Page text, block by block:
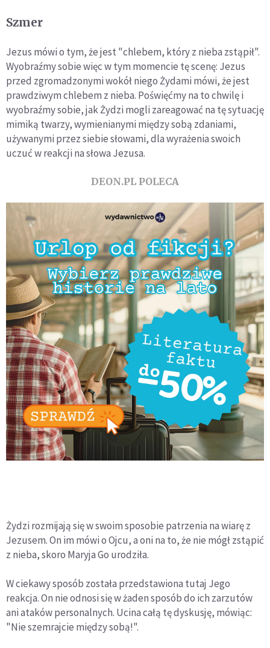
Szmer
Jezus mówi o tym, że jest "chlebem, który z nieba zstąpił".
Wyobraźmy sobie więc w tym momencie tę scenę: Jezus
przed zgromadzonymi wokół niego Żydami mówi, że jest
prawdziwym chlebem z nieba. Poświęćmy na to chwilę i
wyobraźmy sobie, jak Żydzi mogli zareagować na tę sytuację
mimiką twarzy, wymienianymi między sobą zdaniami,
używanymi przez siebie słowami, dla wyrażenia swoich
uczuć w reakcji na słowa Jezusa.
DEON.PL POLECA
Żydzi rozmijają się w swoim sposobie patrzenia na wiarę z
Jezusem. On im mówi o Ojcu, a oni na to, że nie mógł zstąpić
z nieba, skoro Maryja Go urodziła.
W ciekawy sposób została przedstawiona tutaj Jego
reakcja. On nie odnosi się w żaden sposób do ich zarzutów
ani ataków personalnych. Ucina całą tę dyskusję, mówiąc:
"Nie szemrajcie między sobą!".